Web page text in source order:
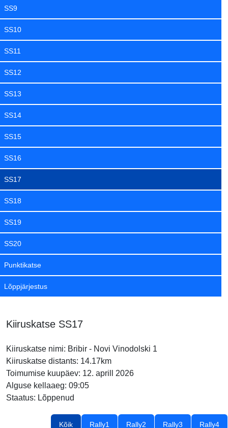
SS9
SS10
SS11
SS12
SS13
SS14
SS15
SS16
SS17
SS18
SS19
SS20
Punktikatse
Lõppjärjestus
Kiiruskatse SS17
Kiiruskatse nimi: Bribir - Novi Vinodolski 1
Kiiruskatse distants: 14.17km
Toimumise kuupäev: 12. aprill 2026
Alguse kellaaeg: 09:05
Staatus: Lõppenud
Kõik Rally1 Rally2 Rally3 Rally4